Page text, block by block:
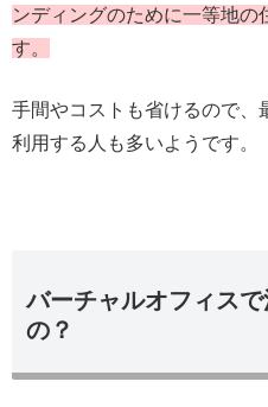
ンディングのために一等地の
す。
手間やコストも省けるので、
利用する人も多いようです。
バーチャルオフィス
の？